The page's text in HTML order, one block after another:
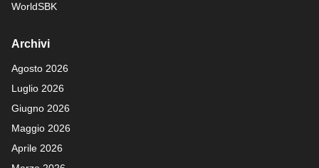
WorldSBK
Archivi
Agosto 2026
Luglio 2026
Giugno 2026
Maggio 2026
Aprile 2026